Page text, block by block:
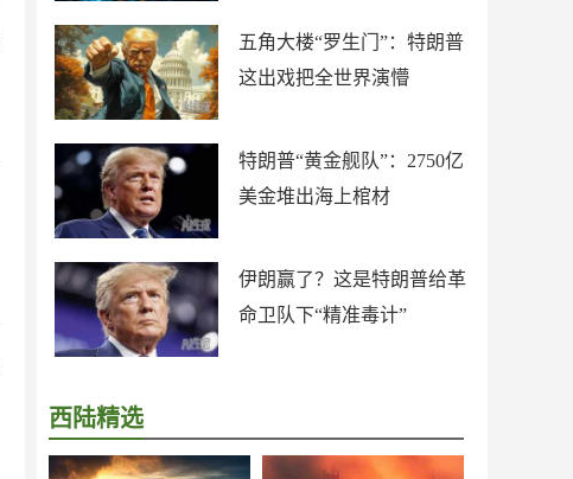
五角大楼“罗生门”：特朗普
这出戏把全世界演懵
特朗普“黄金舰队”：2750亿
美金堆出海上棺材
伊朗赢了？这是特朗普给革
命卫队下“精准毒计”
西陆精选